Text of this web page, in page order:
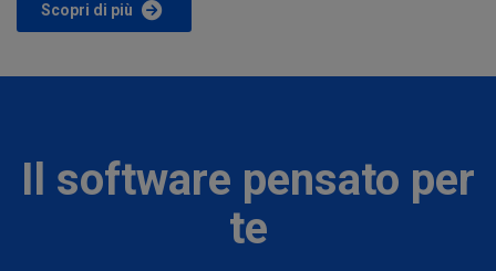
Scopri di più
Il software pensato per
te